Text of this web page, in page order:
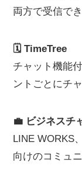
両方で受信で
🗓️ TimeTree
チャット機能
ントごとにチ
💼 ビジネスチ
LINE WORKS
向けのコミュ